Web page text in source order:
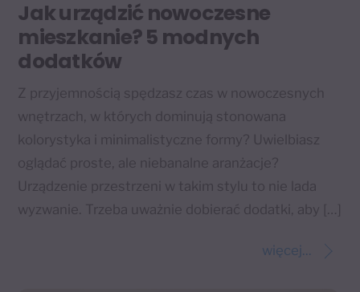
Jak urządzić nowoczesne
mieszkanie? 5 modnych
dodatków
Z przyjemnością spędzasz czas w nowoczesnych
wnętrzach, w których dominują stonowana
kolorystyka i minimalistyczne formy? Uwielbiasz
oglądać proste, ale niebanalne aranżacje?
Urządzenie przestrzeni w takim stylu to nie lada
wyzwanie. Trzeba uważnie dobierać dodatki, aby […]
więcej...